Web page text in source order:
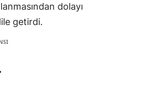
dolayı
getirdi.